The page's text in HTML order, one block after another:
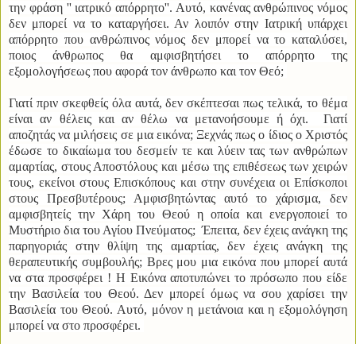
την φράση '' ιατρικό απόρρητο''. Αυτό, κανένας ανθρώπινος νόμος
δεν μπορεί να το καταργήσει. Αν λοιπόν στην Ιατρική υπάρχει
απόρρητο που ανθρώπινος νόμος δεν μπορεί να το καταλύσει,
ποιος άνθρωπος θα αμφισβητήσει το απόρρητο της
εξομολογήσεως που αφορά τον άνθρωπο και τον Θεό;
Γιατί πριν σκεφθείς όλα αυτά, δεν σκέπτεσαι πως τελικά, το θέμα
είναι αν θέλεις και αν θέλω να μετανοήσουμε ή όχι. Γιατί
αποζητάς να μιλήσεις σε μια εικόνα; Ξεχνάς πως ο ίδιος ο Χριστός
έδωσε το δικαίωμα του δεσμείν τε και λύειν τας των ανθρώπων
αμαρτίας, στους Αποστόλους και μέσω της επιθέσεως των χειρών
τους, εκείνοι στους Επισκόπους και στην συνέχεια οι Επίσκοποι
στους Πρεσβυτέρους; Αμφισβητώντας αυτό το χάρισμα, δεν
αμφισβητείς την Χάρη του Θεού η οποία και ενεργοποιεί το
Μυστήριο δια του Αγίου Πνεύματος; Έπειτα, δεν έχεις ανάγκη της
παρηγοριάς στην θλίψη της αμαρτίας, δεν έχεις ανάγκη της
θεραπευτικής συμβουλής; Βρες μου μια εικόνα που μπορεί αυτά
να στα προσφέρει ! Η Εικόνα αποτυπώνει το πρόσωπο που είδε
την Βασιλεία του Θεού. Δεν μπορεί όμως να σου χαρίσει την
Βασιλεία του Θεού. Αυτό, μόνον η μετάνοια και η εξομολόγηση
μπορεί να στο προσφέρει.